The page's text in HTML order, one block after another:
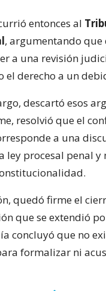
entonces al
, argumentando que
a una revisión
el derecho a un
descartó esos
resolvió que el
a una
ley procesal penal y
quedó firme el
que se extendió
concluyó que no
formalizar ni